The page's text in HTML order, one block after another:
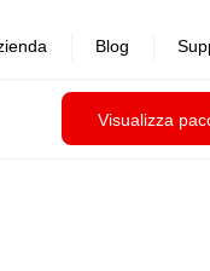
Visualizza
Blog